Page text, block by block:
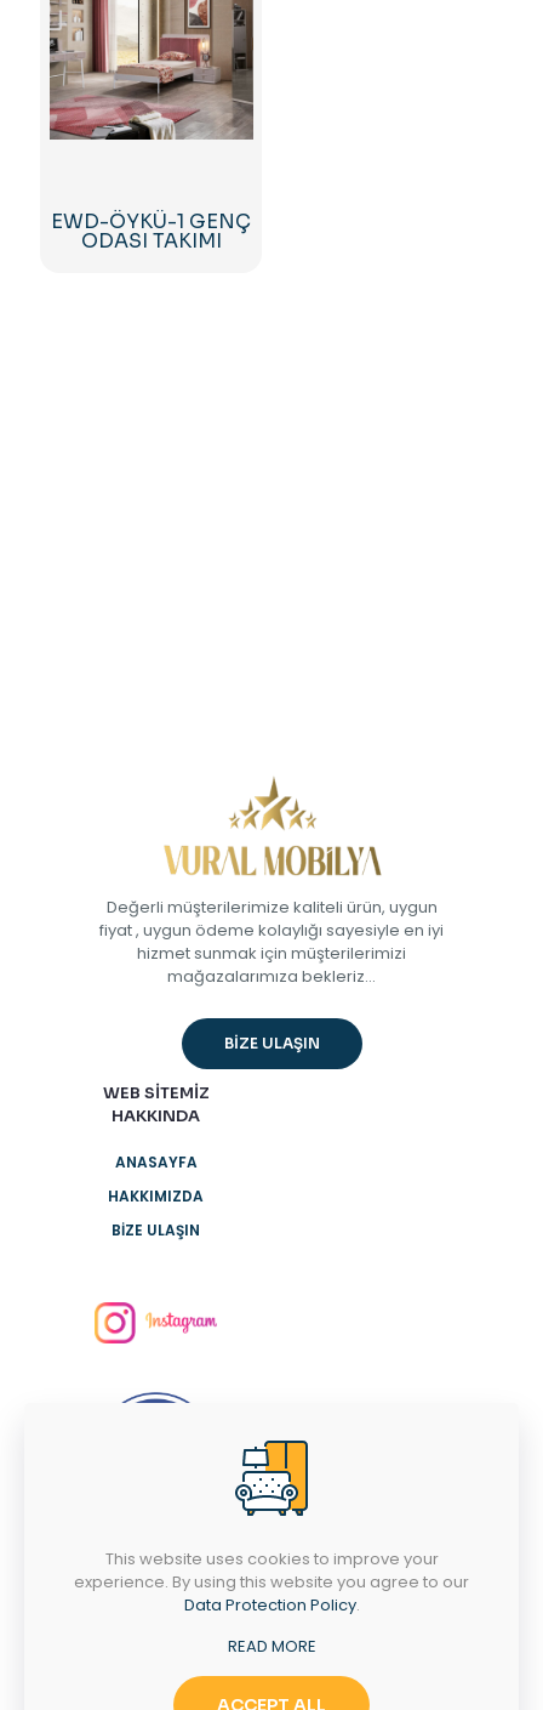
EWD-ÖYKÜ-1 GENÇ
ODASI TAKIMI
Değerli müşterilerimize kaliteli ürün, uygun
fiyat , uygun ödeme kolaylığı sayesiyle en iyi
hizmet sunmak için müşterilerimizi
mağazalarımıza bekleriz...
BİZE ULAŞIN
WEB SİTEMİZ
HAKKINDA
ANASAYFA
HAKKIMIZDA
BİZE ULAŞIN
İLETİŞİM TELEFONUMUZ
PAZARTESİ-CUMARTESİ
09:00 - 18:00
This website uses cookies to improve your
experience. By using this website you agree to our
Data Protection Policy.
READ MORE
ACCEPT ALL